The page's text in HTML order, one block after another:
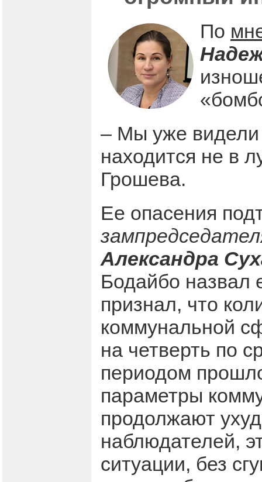
По
– Мы уже видели
находится не в
Грошева.
Ее опасения
Александра
Бодайбо назвал
признал, что
коммунальной
на четверть по
периодом
параметры
продолжают
наблюдателей,
ситуации, без